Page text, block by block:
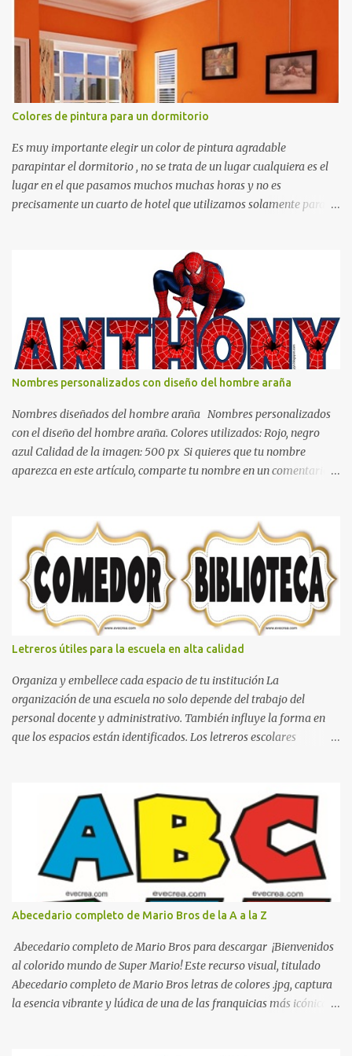
otras cosas.
Colores de pintura para un dormitorio
Es muy importante elegir un color de pintura agradable
parapintar el dormitorio , no se trata de un lugar cualquiera es el
lugar en el que pasamos muchos muchas horas y no es
precisamente un cuarto de hotel que utilizamos solamente para
cómodo y también para nuestra vista. Te mostramos algunas
sugerencias que pueden brindar la elegancia y estilo que buscas
para tu dormitorio. El color naranja es una buena opción para
recibir esa luz y felicidad que todo ser humano necesita. El color
blanco es ideal para lograr el relax total, es un color que va con
todo y además es color bastante limpio que te dará esa sensación
de calidez. Los colores terra son excelentes para usar en el
dormitorio nos brinda esa sensación de tranquilidad y confort. El
color gris es un color muy relajante y por lo tanto entra en la lista
de colo...
Nombres personalizados con diseño del hombre araña
Nombres diseñados del hombre araña Nombres personalizados
con el diseño del hombre araña. Colores utilizados: Rojo, negro
azul Calidad de la imagen: 500 px Si quieres que tu nombre
aparezca en este artículo, comparte tu nombre en un comentario y
decorar el dormitorio con pósters Cama con diseño de ring de
boxeo Ideas para decoraciones de fiestas infantiles Cosas bonitas
que se pueden hacer con gomas de coche
Letreros útiles para la escuela en alta calidad
Organiza y embellece cada espacio de tu institución La
organización de una escuela no solo depende del trabajo del
personal docente y administrativo. También influye la forma en
que los espacios están identificados. Los letreros escolares
decorativo que hace que la institución luzca más ordenada,
moderna y acogedora. Pensando en esta necesidad, he diseñado
una colección de letreros útiles para la escuela con un estilo
elegante, fácil de leer y listo para imprimir en alta calidad. Su
diseño busca combinar funcionalidad y estética, logrando que
cualquier institución educativa proyecte una imagen más
organizada y profesional. ¿Por qué son importantes los letreros
escolares? En una escuela conviven diariamente cientos de
personas. Para quienes visitan la institución por primera vez,
encontrar la biblioteca, la dirección o un aula específica puede
resultar c...
Abecedario completo de Mario Bros de la A a la Z
Abecedario completo de Mario Bros para descargar ¡Bienvenidos
al colorido mundo de Super Mario! Este recurso visual, titulado
Abecedario completo de Mario Bros letras de colores .jpg, captura
la esencia vibrante y lúdica de una de las franquicias más icónicas